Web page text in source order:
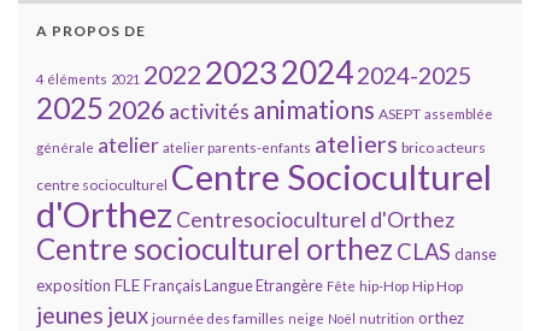
A PROPOS DE
4 éléments 2021 2022202320242024-2025
20252026 activités animations ASEPT assemblée
générale atelier atelier parents-enfants ateliers brico acteurs
centre socioculturel Centre Socioculturel
d'Orthez Centresocioculturel d'Orthez
Centre socioculturel orthez CLAS danse
exposition FLE Français Langue Etrangère Fête hip-Hop Hip Hop
jeunes jeux journée des familles neige Noël nutrition orthez